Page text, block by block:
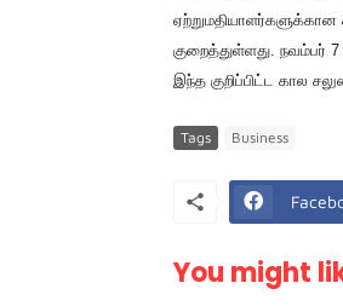
குறைத்துள்ளது. நவம்பர்
இந்த குறிப்பிட்ட கால
Tags Business
You might